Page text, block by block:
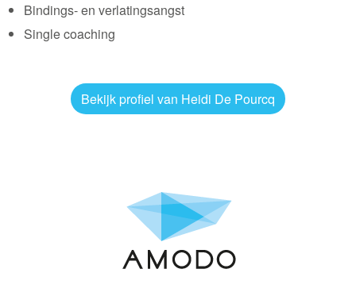
Bindings- en verlatingsangst
Single coaching
Bekijk profiel van Heidi De Pourcq